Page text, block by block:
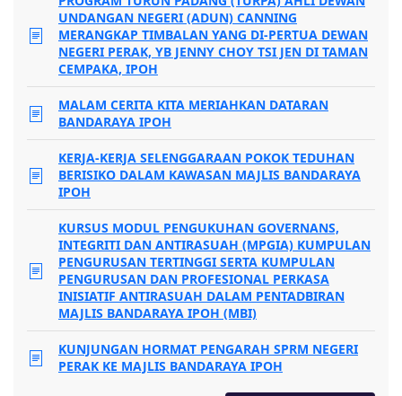
UNDANGAN NEGERI (ADUN) CANNING
MERANGKAP TIMBALAN YANG DI-PERTUA DEWAN
NEGERI PERAK, YB JENNY CHOY TSI JEN DI TAMAN
CEMPAKA, IPOH
MALAM CERITA KITA MERIAHKAN DATARAN
BANDARAYA IPOH
KERJA-KERJA SELENGGARAAN POKOK TEDUHAN
BERISIKO DALAM KAWASAN MAJLIS BANDARAYA
IPOH
KURSUS MODUL PENGUKUHAN GOVERNANS,
INTEGRITI DAN ANTIRASUAH (MPGIA) KUMPULAN
PENGURUSAN TERTINGGI SERTA KUMPULAN
PENGURUSAN DAN PROFESIONAL PERKASA
INISIATIF ANTIRASUAH DALAM PENTADBIRAN
MAJLIS BANDARAYA IPOH (MBI)
KUNJUNGAN HORMAT PENGARAH SPRM NEGERI
PERAK KE MAJLIS BANDARAYA IPOH